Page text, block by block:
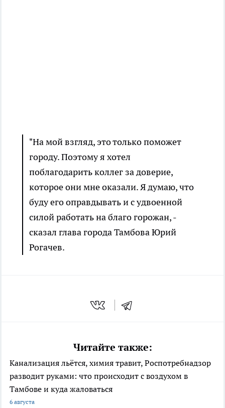
"На мой взгляд, это только поможет
городу. Поэтому я хотел
поблагодарить коллег за доверие,
которое они мне оказали. Я думаю, что
буду его оправдывать и с удвоенной
силой работать на благо горожан, -
сказал глава города Тамбова Юрий
Рогачев.
Читайте также:
Канализация льётся, химия травит, Роспотребнадзор
разводит руками: что происходит с воздухом в
Тамбове и куда жаловаться
6 августа